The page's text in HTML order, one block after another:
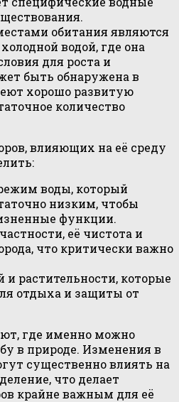
обитания являются
водой, где она
для роста и
быть обнаружена в
хорошо развитую
количество
влияющих на её среду
воды, который
низким, чтобы
функции.
её чистота и
что критически важно
растительности, которые
отдыха и защиты от
где именно можно
в природе. Изменения в
существенно влиять на
что делает
крайне важным для её